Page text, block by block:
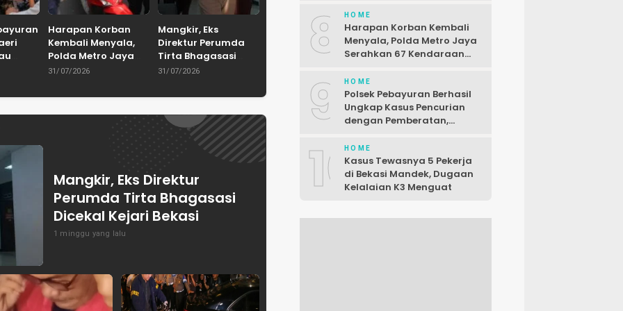
Desa
Harapan Korban
Kembali Menyala,
Polda Metro Jaya
Serahkan 67
31/07/2026
Mangkir, Eks
Direktur Perumda
Tirta Bhagasasi
Dicekal Kejari Bekasi
31/07/2026
Mangkir, Eks Direktur
Perumda Tirta Bhagasasi
Dicekal Kejari Bekasi
1 minggu yang lalu
8 HOME
Harapan Korban Kembali
Menyala, Polda Metro Jaya
Serahkan 67 Kendaraan
9 HOME
Polsek Pebayuran Berhasil
Ungkap Kasus Pencurian
dengan Pemberatan,
Karawang
10HOME
Kasus Tewasnya 5 Pekerja
di Bekasi Mandek, Dugaan
Kelalaian K3 Menguat